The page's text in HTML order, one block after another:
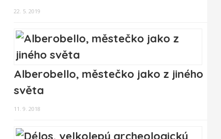
22. 5. 2019
Alberobello, městečko jako z jiného
světa
11. 9. 2018